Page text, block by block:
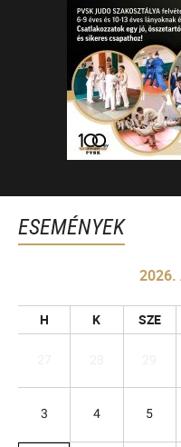
ESEMÉNYEK
2026.
H K SZE
3 4 5